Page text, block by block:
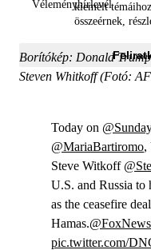
kiemelt
összeérnek,
Borítókép: Donald
Steven Whitkoff (Fotó:
Today on
@MariaBartiromo,
Steve Witkoff
U.S. and Russia to
as the ceasefire
Hamas.@FoxNews
pic.twitter.com/